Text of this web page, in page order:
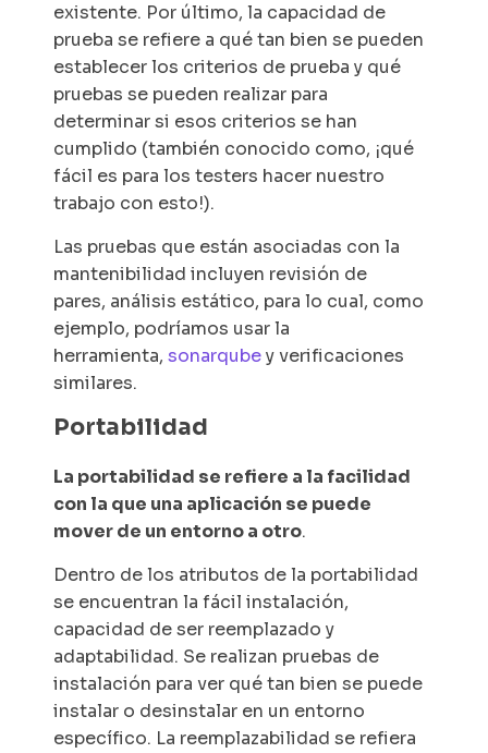
existente. Por último, la capacidad de
prueba se refiere a qué tan bien se pueden
establecer los criterios de prueba y qué
pruebas se pueden realizar para
determinar si esos criterios se han
cumplido (también conocido como, ¡qué
fácil es para los testers hacer nuestro
trabajo con esto!).
Las pruebas que están asociadas con la
mantenibilidad incluyen revisión de
pares, análisis estático, para lo cual, como
ejemplo, podríamos usar la
herramienta, sonarqubey verificaciones
similares.
Portabilidad
La portabilidad se refiere a la facilidad
con la que una aplicación se puede
mover de un entorno a otro.
Dentro de los atributos de la portabilidad
se encuentran la fácil instalación,
capacidad de ser reemplazado y
adaptabilidad. Se realizan pruebas de
instalación para ver qué tan bien se puede
instalar o desinstalar en un entorno
específico. La reemplazabilidad se refiera